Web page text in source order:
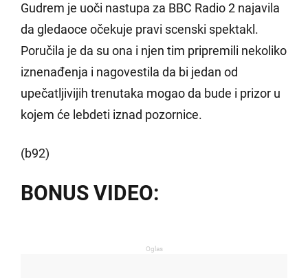
Gudrem je uoči nastupa za BBC Radio 2 najavila
da gledaoce očekuje pravi scenski spektakl.
Poručila je da su ona i njen tim pripremili nekoliko
iznenađenja i nagovestila da bi jedan od
upečatljivijih trenutaka mogao da bude i prizor u
kojem će lebdeti iznad pozornice.
(b92)
BONUS VIDEO:
Oglas